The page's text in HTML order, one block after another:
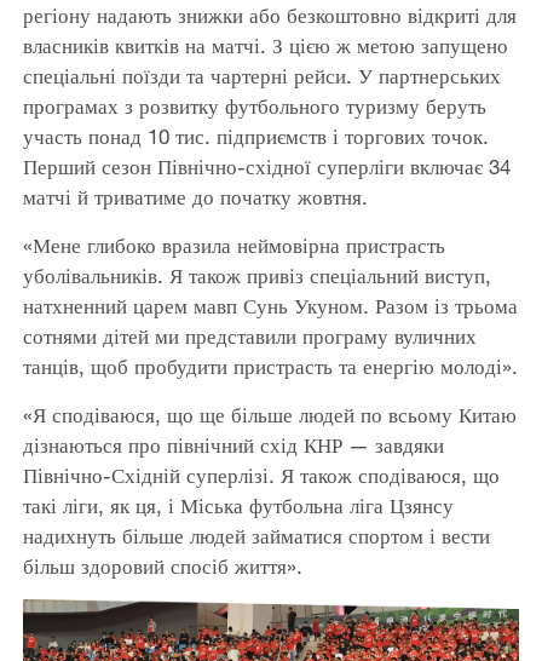
регіону надають знижки або безкоштовно відкриті для
власників квитків на матчі. З цією ж метою запущено
спеціальні поїзди та чартерні рейси. У партнерських
програмах з розвитку футбольного туризму беруть
участь понад 10 тис. підприємств і торгових точок.
Перший сезон Північно-східної суперліги включає 34
матчі й триватиме до початку жовтня.
«Мене глибоко вразила неймовірна пристрасть
уболівальників. Я також привіз спеціальний виступ,
натхненний царем мавп Сунь Укуном. Разом із трьома
сотнями дітей ми представили програму вуличних
танців, щоб пробудити пристрасть та енергію молоді».
«Я сподіваюся, що ще більше людей по всьому Китаю
дізнаються про північний схід КНР — завдяки
Північно-Східній суперлізі. Я також сподіваюся, що
такі ліги, як ця, і Міська футбольна ліга Цзянсу
надихнуть більше людей займатися спортом і вести
більш здоровий спосіб життя».